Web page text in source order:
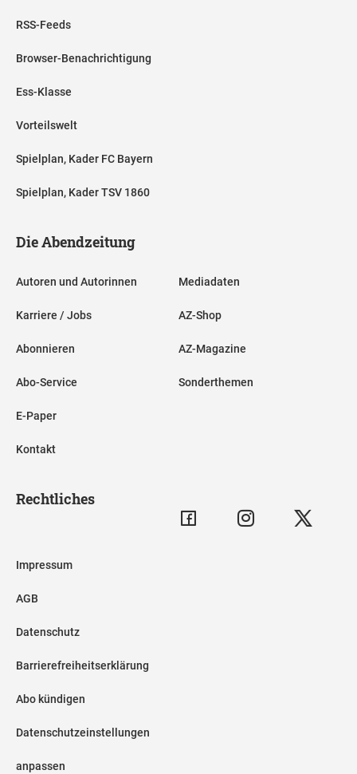
RSS-Feeds
Browser-Benachrichtigung
Ess-Klasse
Vorteilswelt
Spielplan, Kader FC Bayern
Spielplan, Kader TSV 1860
Die Abendzeitung
Autoren und Autorinnen
Karriere / Jobs
Abonnieren
Abo-Service
E-Paper
Kontakt
Mediadaten
AZ-Shop
AZ-Magazine
Sonderthemen
Rechtliches
Impressum
AGB
Datenschutz
Barrierefreiheitserklärung
Abo kündigen
Datenschutzeinstellungen
anpassen